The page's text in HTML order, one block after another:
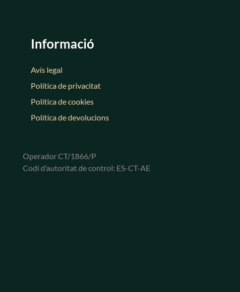
Informació
Avís legal
Política de privacitat
Política de cookies
Política de devolucions
Operador CT/1866/P
Codi d’autoritat de control: ES-CT-AE